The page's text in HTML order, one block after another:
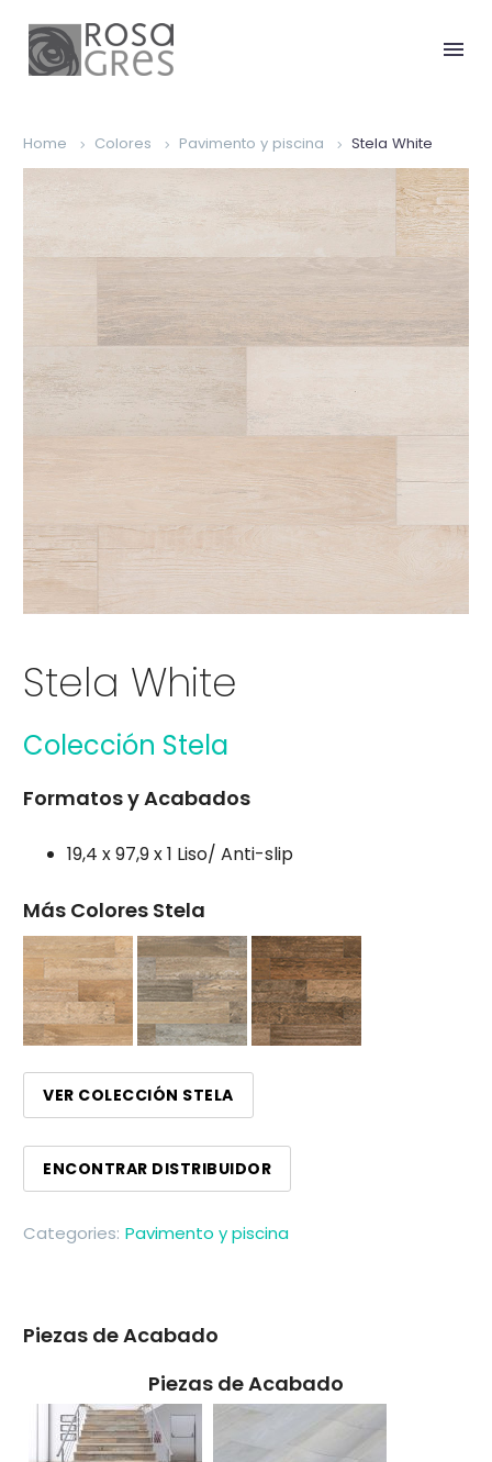
Home Colores Pavimento y piscina Stela White
Stela White
Colección Stela
Formatos y Acabados
19,4 x 97,9 x 1 Liso/ Anti-slip
Más Colores Stela
VER COLECCIÓN STELA
ENCONTRAR DISTRIBUIDOR
Categories: Pavimento y piscina
Piezas de Acabado
Piezas de Acabado